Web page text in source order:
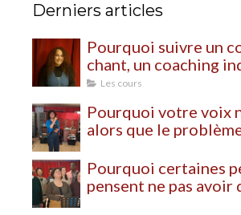
Derniers articles
Pourquoi suivre un
chant, un coaching
un stage de chant ?
Les cours
Pourquoi votre voix
alors que le
Pourquoi certaines
pensent ne pas avoir